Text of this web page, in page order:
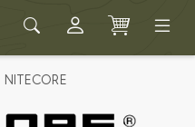
NITECORE